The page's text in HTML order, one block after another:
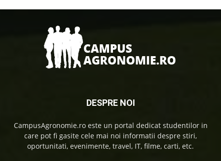
DESPRE NOI
CampusAgronomie.ro este un portal dedicat studentilor in
care pot fi gasite cele mai noi informatii despre stiri,
oportunitati, evenimente, travel, IT, filme, carti, etc.